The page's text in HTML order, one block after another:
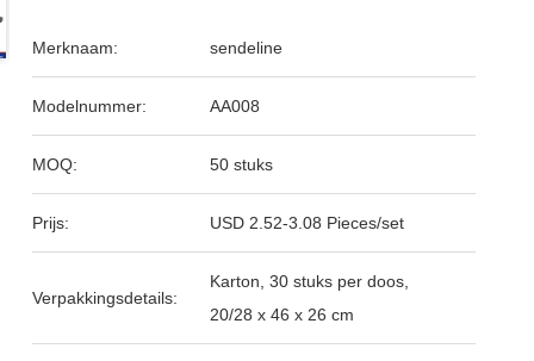
Merknaam: sendeline
Modelnummer: AA008
MOQ: 50 stuks
Prijs: USD 2.52-3.08 Pieces/set
Verpakkingsdetails:
Karton, 30 stuks per doos,
20/28 x 46 x 26 cm